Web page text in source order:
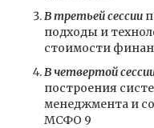
В третьей сессии
подходы и
стоимости
В четвертой
построения
менеджмента и
МСФО 9